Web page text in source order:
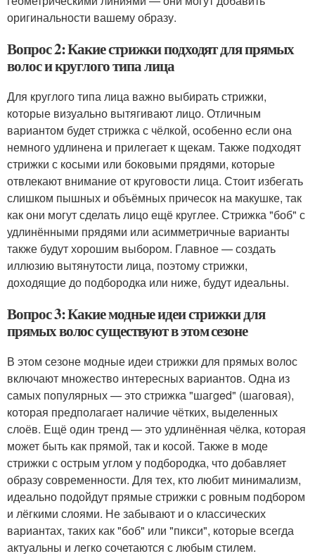
оригинальности вашему образу.
Вопрос 2: Какие стрижки подходят для прямых
волос и круглого типа лица
Для круглого типа лица важно выбирать стрижки,
которые визуально вытягивают лицо. Отличным
вариантом будет стрижка с чёлкой, особенно если она
немного удлинена и прилегает к щекам. Также подходят
стрижки с косыми или боковыми прядями, которые
отвлекают внимание от круговости лица. Стоит избегать
слишком пышных и объёмных причесок на макушке, так
как они могут сделать лицо ещё круглее. Стрижка "боб" с
удлинёнными прядями или асимметричные варианты
также будут хорошим выбором. Главное — создать
иллюзию вытянутости лица, поэтому стрижки,
доходящие до подбородка или ниже, будут идеальны.
Вопрос 3: Какие модные идеи стрижки для
прямых волос существуют в этом сезоне
В этом сезоне модные идеи стрижки для прямых волос
включают множество интересных вариантов. Одна из
самых популярных — это стрижка "шагged" (шаговая),
которая предполагает наличие чётких, выделенных
слоёв. Ещё один тренд — это удлинённая чёлка, которая
может быть как прямой, так и косой. Также в моде
стрижки с острым углом у подбородка, что добавляет
образу современности. Для тех, кто любит минимализм,
идеально подойдут прямые стрижки с ровным подбором
и лёгкими слоями. Не забывают и о классических
вариантах, таких как "боб" или "пикси", которые всегда
актуальны и легко сочетаются с любым стилем.